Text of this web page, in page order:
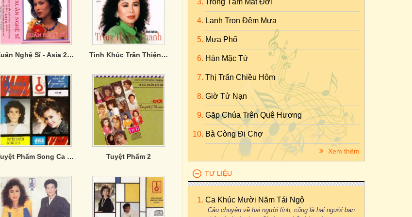
Xuân Nghệ Sĩ - Asia 2 (Tape) Tình Khúc Trần Thiện Thanh - Thanh Tuyền 8
Tuyệt Phẩm Song Ca 1: Ai Nói Với Em Tuyệt Phẩm 2
Trong Tầm Mắt Đời
Lạnh Trọn Đêm Mưa
Mưa Phố
Hàn Mặc Tử
Thị Trấn Chiều Hôm
Giờ Tử Nạn
Gặp Chúa Trên Quê Hương
Bà Còng Đi Chợ
Xem thêm
TƯ LIỆU
Ca Khúc Mười Năm Tái Ngộ
Câu chuyện về hai người lính, cũng là hai người bạn